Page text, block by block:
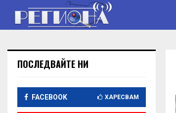
ПОСЛЕДВАЙТЕ НИ
FACEBOOK ХАРЕСВАМ